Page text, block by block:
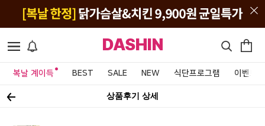
DASHIN
복날 계이득 BEST SALE NEW 식단프로그램 이벤트&
상품후기 상세